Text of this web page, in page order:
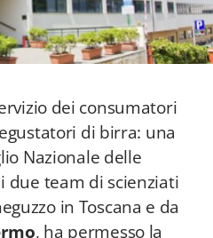
dei consumatori
di birra: una
Nazionale delle
due team di scienziati
in Toscana e da
, ha permesso la